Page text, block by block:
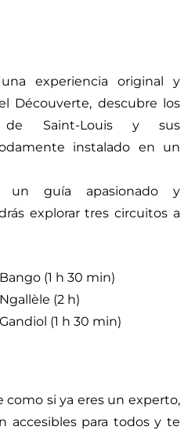
experiencia original y
Découverte, descubre los
de Saint-Louis y sus
instalado en un
un guía apasionado y
explorar tres circuitos a
(1 h 30 min)
(2 h)
(1 h 30 min)
como si ya eres un experto,
accesibles para todos y te